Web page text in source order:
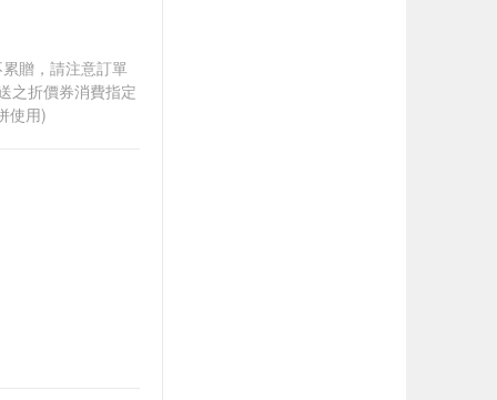
贈，請注意訂單
之折價券消費指定
使用)